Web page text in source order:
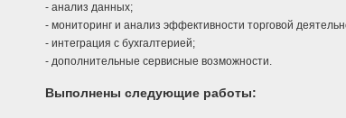
- анализ данных;
- мониторинг и анализ эффективности торговой
- интеграция с бухгалтерией;
- дополнительные сервисные возможности.
Выполнены следующие работы: